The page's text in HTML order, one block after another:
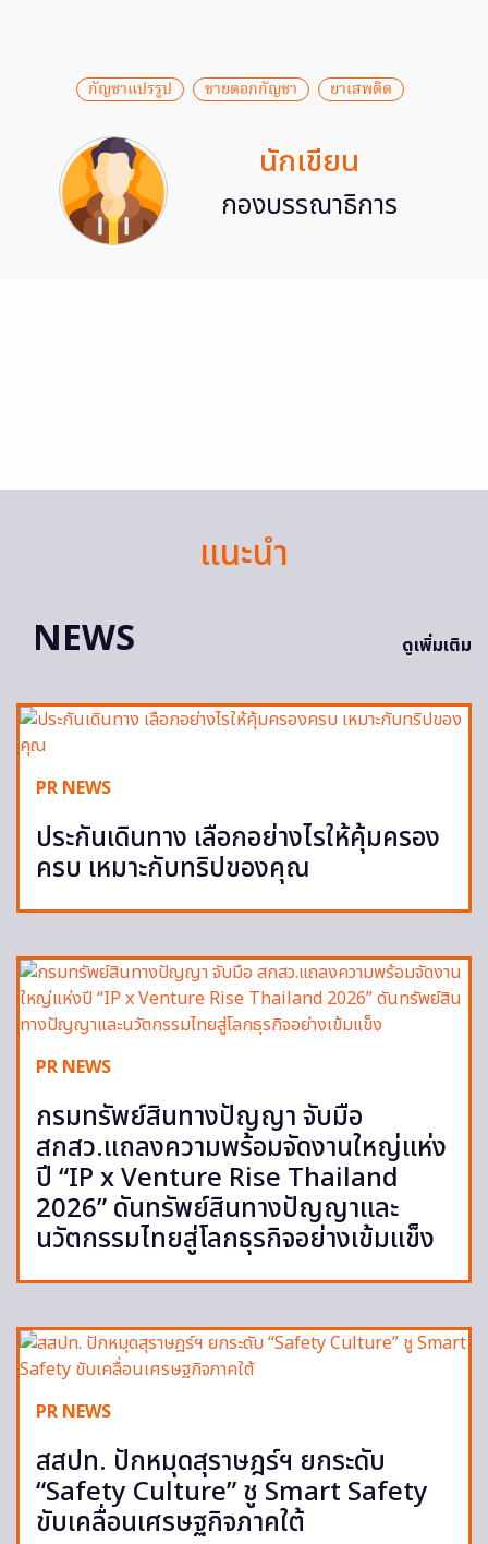
กัญชาแปรรูป ขายดอกกัญชา ยาเสพติด
นักเขียน
กองบรรณาธิการ
แนะนำ
NEWS
ดูเพิ่มเติม
PR NEWS
ประกันเดินทาง เลือกอย่างไรให้คุ้มครอง
ครบ เหมาะกับทริปของคุณ
PR NEWS
กรมทรัพย์สินทางปัญญา จับมือ
สกสว.แถลงความพร้อมจัดงานใหญ่แห่ง
ปี “IP x Venture Rise Thailand
2026” ดันทรัพย์สินทางปัญญาและ
นวัตกรรมไทยสู่โลกธุรกิจอย่างเข้มแข็ง
PR NEWS
สสปท. ปักหมุดสุราษฎร์ฯ ยกระดับ
“Safety Culture” ชู Smart Safety
ขับเคลื่อนเศรษฐกิจภาคใต้